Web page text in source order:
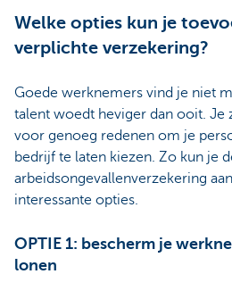
Welke opties kun je
verplichte verzekering?
Goede werknemers vind je niet
talent woedt heviger dan ooit. Je
voor genoeg redenen om je
bedrijf te laten kiezen. Zo kun je
arbeidsongevallenverzekering
interessante opties.
OPTIE 1: bescherm je
lonen